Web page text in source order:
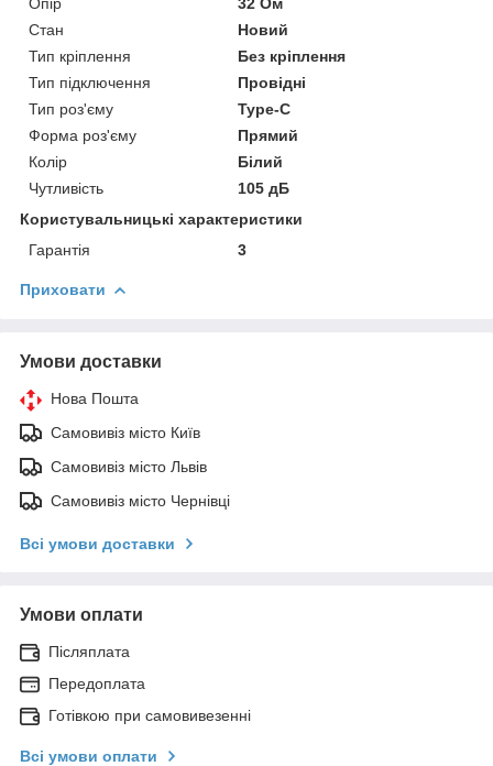
Стан
Новий
Тип кріплення
Без кріплення
Тип підключення
Провідні
Тип роз'єму
Type-C
Форма роз'єму
Прямий
Колір
Білий
Чутливість
105 дБ
Користувальницькі характеристики
Гарантія
3
Приховати
Умови доставки
Нова Пошта
Самовивіз місто Київ
Самовивіз місто Львів
Самовивіз місто Чернівці
Всі умови доставки
Умови оплати
Післяплата
Передоплата
Готівкою при самовивезенні
Всі умови оплати